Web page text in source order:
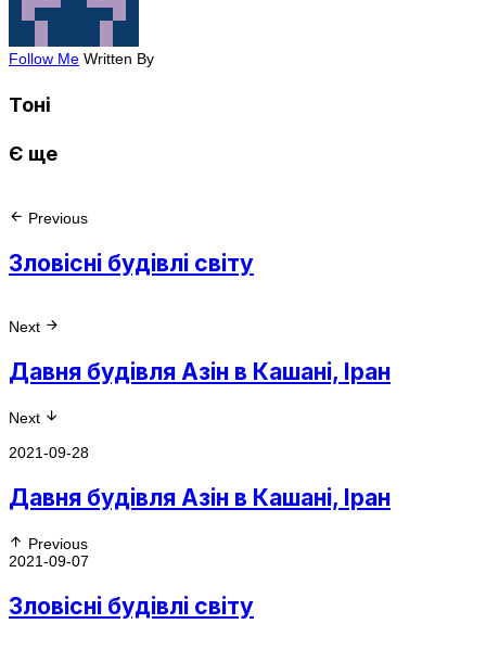
Follow Me Written By
Тоні
Є ще
Previous
Зловісні будівлі світу
Next
Давня будівля Азін в Кашані, Іран
Next
2021-09-28
Давня будівля Азін в Кашані, Іран
Previous
2021-09-07
Зловісні будівлі світу